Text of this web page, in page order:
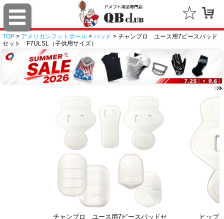
TOP > アメリカンフットボール > パッド > チャンプロ ユース用7ピースパッド
セット F7ULSL（子供用サイズ）
チャンプロ ユース用7ピースパッドセ
ヒップ